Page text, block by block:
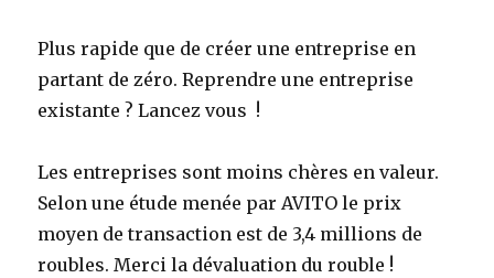
Plus rapide que de créer une entreprise en
partant de zéro. Reprendre une entreprise
existante ? Lancez vous !
Les entreprises sont moins chères en valeur.
Selon une étude menée par AVITO le prix
moyen de transaction est de 3,4 millions de
roubles. Merci la dévaluation du rouble !